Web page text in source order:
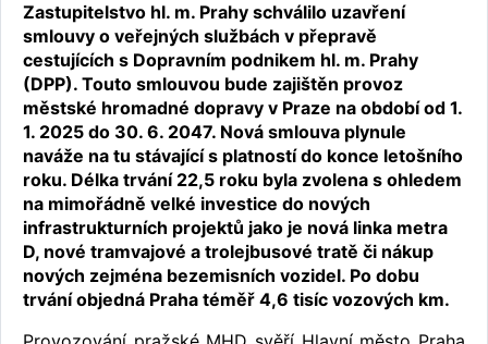
Zastupitelstvo hl. m. Prahy schválilo uzavření
smlouvy o veřejných službách v přepravě
cestujících s Dopravním podnikem hl. m. Prahy
(DPP). Touto smlouvou bude zajištěn provoz
městské hromadné dopravy v Praze na období od 1.
1. 2025 do 30. 6. 2047. Nová smlouva plynule
naváže na tu stávající s platností do konce letošního
roku. Délka trvání 22,5 roku byla zvolena s ohledem
na mimořádně velké investice do nových
infrastrukturních projektů jako je nová linka metra
D, nové tramvajové a trolejbusové tratě či nákup
nových zejména bezemisních vozidel. Po dobu
trvání objedná Praha téměř 4,6 tisíc vozových km.